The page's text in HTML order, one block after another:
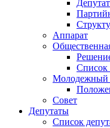
Аппарат
Список
Молодежный
Совет
Депутаты
Список